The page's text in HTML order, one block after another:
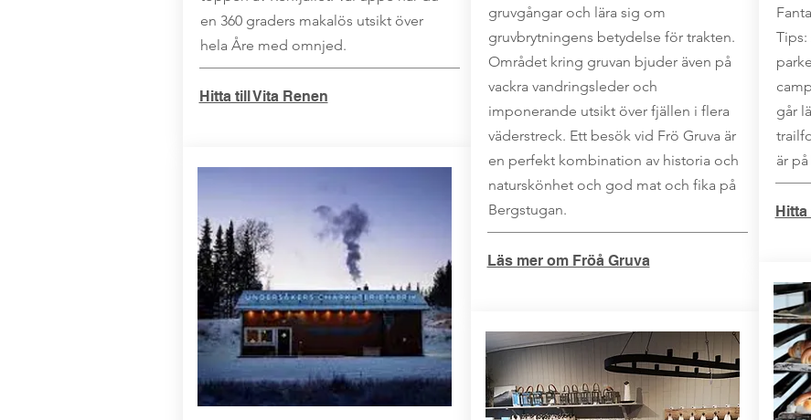
en 360 graders makalös utsikt över
hela Åre med omnjed.
Hitta till Vita Renen
gruvgångar och lära sig om
gruvbrytningens betydelse för trakten.
Området kring gruvan bjuder även på
vackra vandringsleder och
imponerande utsikt över fjällen i flera
väderstreck. Ett besök vid Frö Gruva är
en perfekt kombination av historia och
naturskönhet och god mat och fika på
Bergstugan.
Läs mer om Fröå Gruva
går
är